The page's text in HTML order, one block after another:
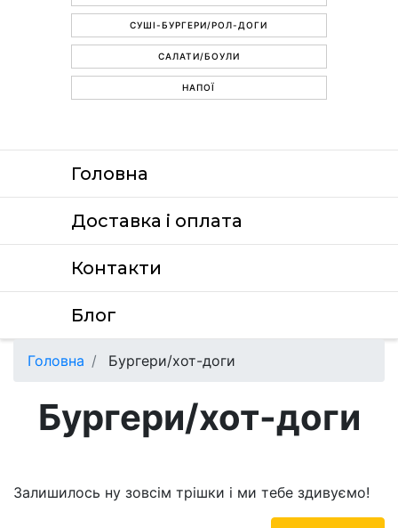
СУШІ-БУРГЕРИ/РОЛ-ДОГИ
САЛАТИ/БОУЛИ
НАПОЇ
Головна
Доставка i оплата
Контакти
Блог
Головна Бургери/хот-доги
Бургери/хот-доги
Залишилось ну зовсім трішки і ми тебе здивуємо!